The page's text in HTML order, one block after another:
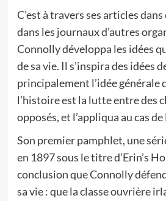
C’est à travers ses articles
dans les journaux d’autres
Connolly développa les idées
de sa vie. Il s’inspira des idées
principalement l’idée générale
l’histoire est la lutte entre des
opposés, et l’appliqua au cas de
Son premier pamphlet, une
en 1897 sous le titre d’Erin’s
conclusion que Connolly
sa vie : que la classe ouvrière